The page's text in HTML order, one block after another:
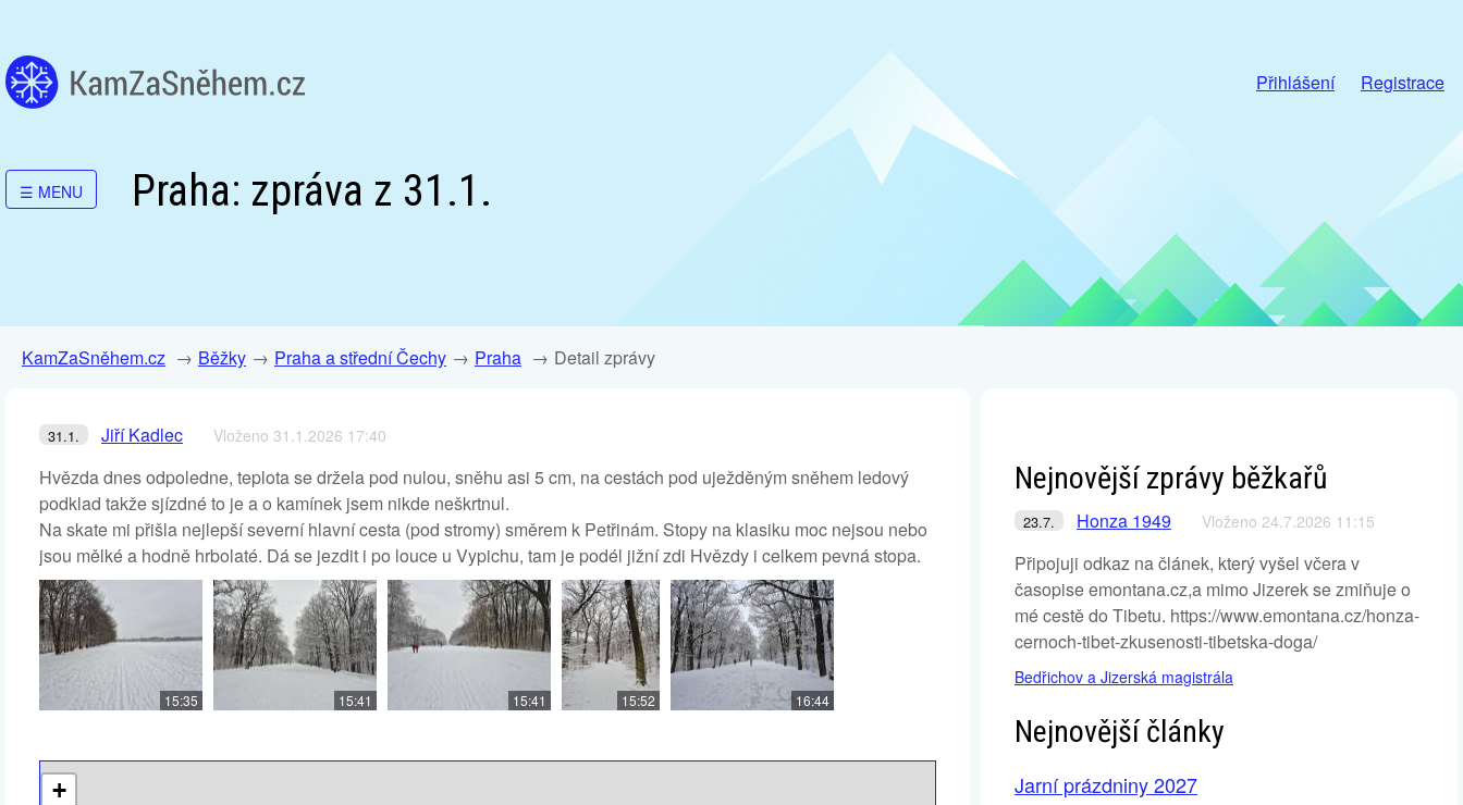
Přihlášení Registrace
☰ MENU Praha: zpráva z 31.1.
KamZaSněhem.cz Běžky Praha a střední Čechy Praha Detail zprávy
31.1. Jiří Kadlec Vloženo 31.1.2026 17:40
Hvězda dnes odpoledne, teplota se držela pod nulou, sněhu asi 5 cm, na cestách pod uježděným sněhem ledový
podklad takže sjízdné to je a o kamínek jsem nikde neškrtnul.
Na skate mi přišla nejlepší severní hlavní cesta (pod stromy) směrem k Petřinám. Stopy na klasiku moc nejsou nebo
jsou mělké a hodně hrbolaté. Dá se jezdit i po louce u Vypichu, tam je podél jižní zdi Hvězdy i celkem pevná stopa.
15:35 15:41 15:41 15:52 16:44
+
Nejnovější zprávy běžkařů
23.7. Honza 1949 Vloženo 24.7.2026 11:15
Připojuji odkaz na článek, který vyšel včera v
časopise emontana.cz,a mimo Jizerek se zmiňuje o
mé cestě do Tibetu. https://www.emontana.cz/honza-
cernoch-tibet-zkusenosti-tibetska-doga/
Bedřichov a Jizerská magistrála
Nejnovější články
Jarní prázdniny 2027